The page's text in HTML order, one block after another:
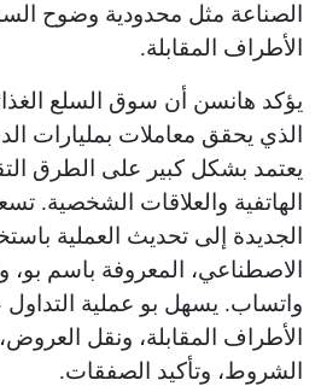
الصناعة مثل محدودية وضوح
الأطراف المقابلة.
يؤكد هانسن أن سوق السلع
الذي يحقق معاملات بمليارات
يعتمد بشكل كبير على الطرق
الهاتفية والعلاقات الشخصية.
الجديدة إلى تحديث العملية
الاصطناعي، المعروفة باسم بو،
واتساب. يسهل بو عملية
الأطراف المقابلة، ونقل
الشروط، وتأكيد الصفقات.